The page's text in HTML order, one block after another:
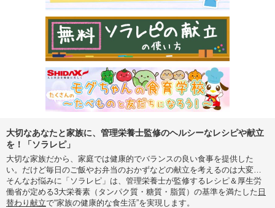
大切なあなたと家族に、管理栄養士監修のヘルシーなレシピや献立
を！「ソラレピ」
大切な家族だから、家庭では健康的でバランスの良い食事を提供した
い。だけど毎日のご飯やお弁当のおかずなどの献立を考えるのは大変…
そんなお悩みに「ソラレピ」は、管理栄養士が監修するレシピ＆厚生労
働省が定める3大栄養素（タンパク質・糖質・脂質）の基準を満たした 日
替わり献立で“家族の健康的な食生活”を実現します。